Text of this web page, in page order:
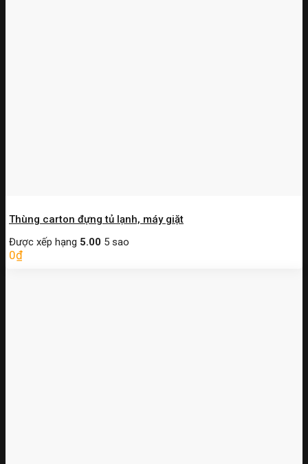
Thùng carton đựng tủ lạnh, máy giặt
Được xếp hạng 5.00 5 sao
0₫